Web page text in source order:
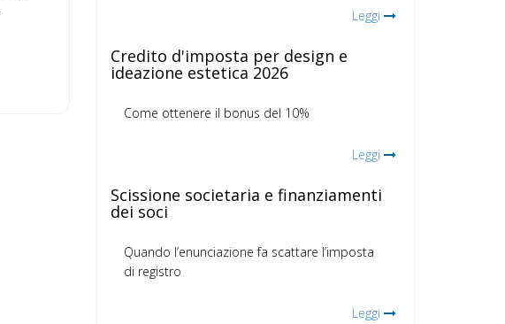
Leggi
Credito d'imposta per design e
ideazione estetica 2026
Come ottenere il bonus del 10%
Leggi
Scissione societaria e finanziamenti
dei soci
Quando l’enunciazione fa scattare l’imposta
di registro
Leggi